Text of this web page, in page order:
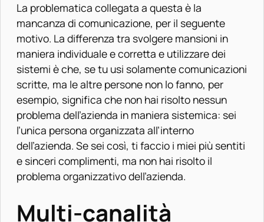
La problematica collegata a questa è la
mancanza di comunicazione, per il seguente
motivo. La differenza tra svolgere mansioni in
maniera individuale e corretta e utilizzare dei
sistemi è che, se tu usi solamente comunicazioni
scritte, ma le altre persone non lo fanno, per
esempio, significa che non hai risolto nessun
problema dell’azienda in maniera sistemica: sei
l’unica persona organizzata all’interno
dell’azienda. Se sei così, ti faccio i miei più sentiti
e sinceri complimenti, ma non hai risolto il
problema organizzativo dell’azienda.
Multi-canalità